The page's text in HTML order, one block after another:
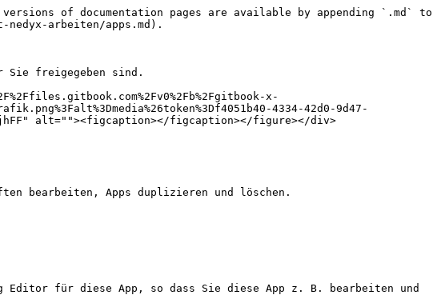
of documentation pages are available by appending `.md` to
arbeiten/apps.md).
freigegeben sind.
x-
4334-42d0-9d47-
alt=""><figcaption></figcaption></figure></div>
bearbeiten, Apps duplizieren und löschen.
Editor für diese App, so dass Sie diese App z. B. bearbeiten und